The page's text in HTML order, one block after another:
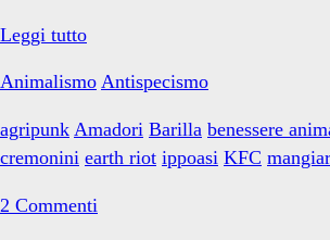
Leggi tuttoLa
della
carne
felice
Animalismo Antispecismo
agripunk Amadori Barilla benessere
cremonini earth riot ippoasi KFC
2 Commenti